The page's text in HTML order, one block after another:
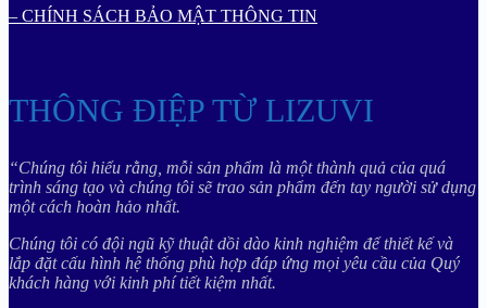
– CHÍNH SÁCH BẢO MẬT THÔNG TIN
THÔNG ĐIỆP TỪ LIZUVI
“Chúng tôi hiểu rằng, mỗi sản phẩm là một thành quả của quá
trình sáng tạo và chúng tôi sẽ trao sản phẩm đến tay người sử dụng
một cách hoàn hảo nhất.
Chúng tôi có đội ngũ kỹ thuật dồi dào kinh nghiệm để thiết kế và
lắp đặt cấu hình hệ thống phù hợp đáp ứng mọi yêu cầu của Quý
khách hàng với kinh phí tiết kiệm nhất.